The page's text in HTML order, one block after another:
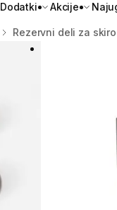
Dodatki Akcije
Rezervni deli za